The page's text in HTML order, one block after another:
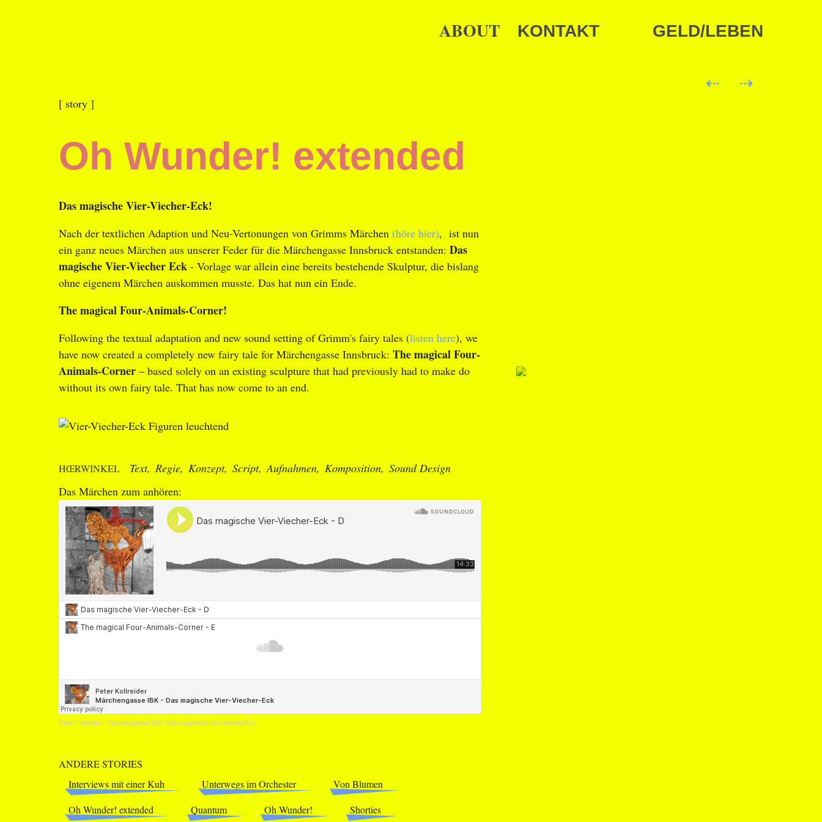
T
I
O
ABOUT KONTAKT GELD/LEBEN
⇠ ⇢
[ story ]
Oh Wunder! extended
Das magische Vier-Viecher-Eck!
Nach der textlichen Adaption und Neu-Vertonungen von Grimms Märchen (höre hier), ist nun
ein ganz neues Märchen aus unserer Feder für die Märchengasse Innsbruck entstanden: Das
magische Vier-Viecher Eck - Vorlage war allein eine bereits bestehende Skulptur, die bislang
ohne eigenem Märchen auskommen musste. Das hat nun ein Ende.
The magical Four-Animals-Corner!
Following the textual adaptation and new sound setting of Grimm's fairy tales (listen here), we
have now created a completely new fairy tale for Märchengasse Innsbruck: The magical Four-
Animals-Corner – based solely on an existing sculpture that had previously had to make do
without its own fairy tale. That has now come to an end.
HŒRWINKEL Text Regie Konzept Script Aufnahmen Komposition Sound Design
Das Märchen zum anhören:
Peter Kollreider· Märchengasse IBK - Das magische Vier-Viecher-Eck
ANDERE STORIES
Interviews mit einer Kuh
Unterwegs im Orchester
Von Blumen
Oh Wunder! extended
Quantum Oh Wunder! Shorties